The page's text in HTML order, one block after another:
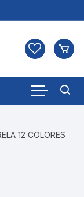
12 COLORES